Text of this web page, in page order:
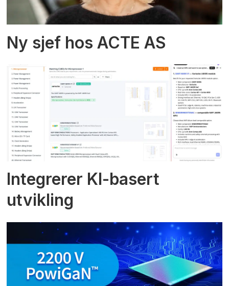
Ny sjef hos ACTE AS
Integrerer KI-basert
utvikling